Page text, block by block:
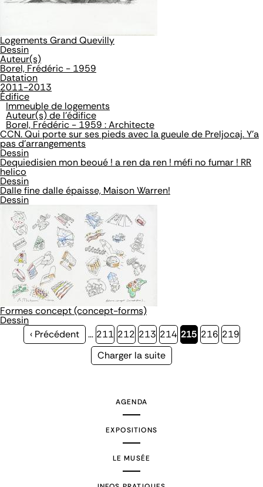
Logements Grand Quevilly
Dessin
Auteur(s)
Borel, Frédéric - 1959
Datation
2011-2013
Édifice
Immeuble de logements
Auteur(s) de l'édifice
Borel, Frédéric - 1959 : Architecte
CCN. Qui porte sur ses pieds avec la gueule de Preljocaj. Y'a
pas d'arrangements
Dessin
Dequiedisien mon beoué ! a ren da ren ! méfi no fumar ! RR
helico
Dessin
Dalle fine dalle épaisse, Maison Warren!
Dessin
Formes concept (concept-forms)
Dessin
Page
‹ Précédent … Page
211 Page
212 Page
213 Page
214 Page
215 Page
216 Page
219
Page
Charger la suite
AGENDA
EXPOSITIONS
LE MUSÉE